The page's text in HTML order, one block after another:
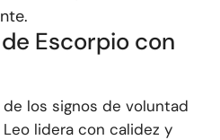
Escorpio con
los signos de voluntad
lidera con calidez y